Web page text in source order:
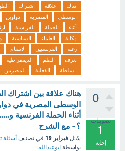
هناك علاقة اشتراك
الوسطى
المصرية دواوين
أثناء
الحملة الفرنسية
مكانة
العلماء السياسية
رغبة
الفرنسيين الانتقام
تعرف
النظم الديمقراطية
السلطة
الفعلية للمصريين
0
تصويتات
1
إجابة
هناك علاقة بين اشتراك
الوسطى المصرية في
أثناء الحملة الفرنسية
؟ - مع الشرح
سُئل فبراير 19 في تصنيف أسئلة
بواسطة ابوعبدالله